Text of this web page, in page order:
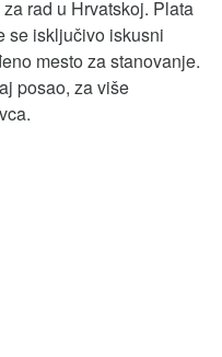
rad u Hrvatskoj. Plata
se isključivo iskusni
mesto za stanovanje.
posao, za više